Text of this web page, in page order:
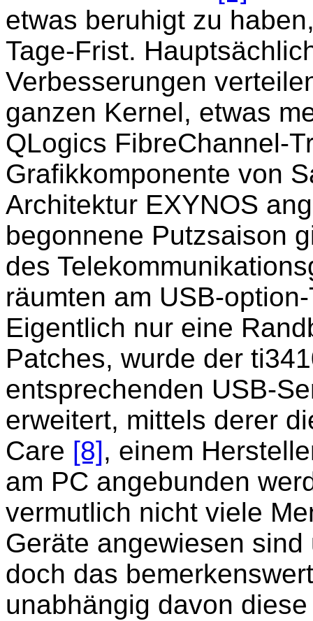
etwas beruhigt zu
Tage-Frist.
Verbesserungen
ganzen Kernel, etwas
QLogics FibreChannel-
Grafikkomponente von
Architektur EXYNOS
begonnene Putzsaison
des
räumten am USB-
Eigentlich nur eine
Patches, wurde der
entsprechenden USB-
erweitert, mittels derer
Care [8], einem
am PC angebunden
vermutlich nicht viele
Geräte angewiesen
doch das
unabhängig davon